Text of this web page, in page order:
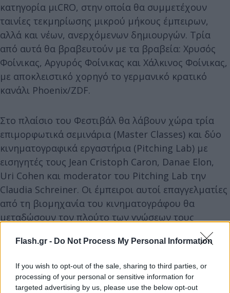
Flash.gr - Do Not Process My Personal Information
If you wish to opt-out of the sale, sharing to third parties, or
processing of your personal or sensitive information for
targeted advertising by us, please use the below opt-out
κατηγορία μιCRO, στην οποία θα συμμετέχουν
ταινίες τεκμηρίωσης μικρού μήκους έμπειρων,
αλλά και νέων, ανερχόμενων δημιουργών. Τρία
από αυτά θα βραβευτούν με τα βραβεία: Χρυσός
Φοίνικας, Αργυρός Φοίνικας και Χάλκινος Φοίνικας,
με αποκλειστικό χορηγό το γερμανικό κρατικό
κανάλι Phoenix/ZDF.
Στο πλαίσιο του Φεστιβάλ θα λάβουν χώρα τρία
επιμορφωτικά σεμινάρια (Μaster Classes) και δύο
κινηματογραφικά εργαστήρια (Pitching Lab) με
εισηγητές τους Jean Cristoph Caron, Danae Elon,
Uri Cohen και moderator του Pitching Lab την
Claudia Schreiner. Οι έμπειροι αυτοί επαγγελματίες
από τη βιομηχανία του κινηματογράφου θα
μεταδώσουν τον πλούτο των γνώσεων τους
αναφορικά με τη δημιουργία ντοκιμαντέρ μεγάλου
μήκους, την κριτική ταινιών και τις στρατηγικές
πετυχημένου ντοκιμαντέρ καθοδηγώντας τους
υποψήφιους ανερχόμενους κινηματογραφιστές.